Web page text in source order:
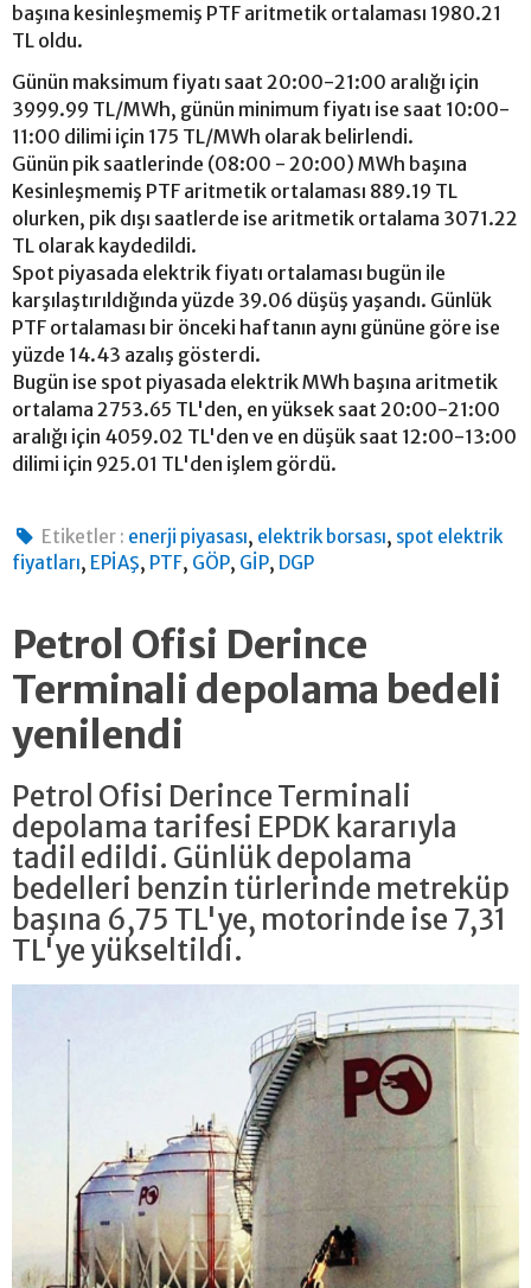
başına kesinleşmemiş PTF aritmetik ortalaması 1980.21
TL oldu.
Günün maksimum fiyatı saat 20:00-21:00 aralığı için
3999.99 TL/MWh, günün minimum fiyatı ise saat 10:00-
11:00 dilimi için 175 TL/MWh olarak belirlendi.
Günün pik saatlerinde (08:00 - 20:00) MWh başına
Kesinleşmemiş PTF aritmetik ortalaması 889.19 TL
olurken, pik dışı saatlerde ise aritmetik ortalama 3071.22
TL olarak kaydedildi.
Spot piyasada elektrik fiyatı ortalaması bugün ile
karşılaştırıldığında yüzde 39.06 düşüş yaşandı. Günlük
PTF ortalaması bir önceki haftanın aynı gününe göre ise
yüzde 14.43 azalış gösterdi.
Bugün ise spot piyasada elektrik MWh başına aritmetik
ortalama 2753.65 TL'den, en yüksek saat 20:00-21:00
aralığı için 4059.02 TL'den ve en düşük saat 12:00-13:00
dilimi için 925.01 TL'den işlem gördü.
Etiketler : enerji piyasası, elektrik borsası, spot elektrik
fiyatları, EPİAŞ, PTF, GÖP, GİP, DGP
Petrol Ofisi Derince
Terminali depolama bedeli
yenilendi
Petrol Ofisi Derince Terminali
depolama tarifesi EPDK kararıyla
tadil edildi. Günlük depolama
bedelleri benzin türlerinde metreküp
başına 6,75 TL'ye, motorinde ise 7,31
TL'ye yükseltildi.